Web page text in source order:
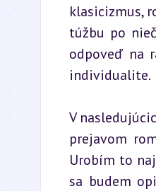
klasicizmus,
túžbu po
odpoveď na
individualite.
V
prejavom
Urobím to
sa budem